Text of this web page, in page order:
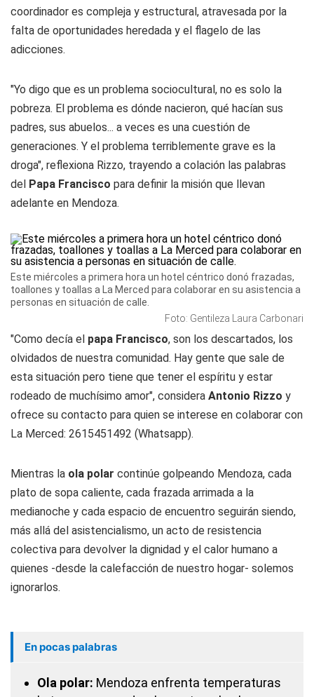
coordinador es compleja y estructural, atravesada por la
falta de oportunidades heredada y el flagelo de las
adicciones.
"Yo digo que es un problema sociocultural, no es solo la
pobreza. El problema es dónde nacieron, qué hacían sus
padres, sus abuelos... a veces es una cuestión de
generaciones. Y el problema terriblemente grave es la
droga", reflexiona Rizzo, trayendo a colación las palabras
del Papa Francisco para definir la misión que llevan
adelante en Mendoza.
Este miércoles a primera hora un hotel céntrico donó frazadas,
toallones y toallas a La Merced para colaborar en su asistencia a
personas en situación de calle.
Foto: Gentileza Laura Carbonari
"Como decía el papa Francisco, son los descartados, los
olvidados de nuestra comunidad. Hay gente que sale de
esta situación pero tiene que tener el espíritu y estar
rodeado de muchísimo amor", considera Antonio Rizzo y
ofrece su contacto para quien se interese en colaborar con
La Merced: 2615451492 (Whatsapp).
Mientras la ola polar continúe golpeando Mendoza, cada
plato de sopa caliente, cada frazada arrimada a la
medianoche y cada espacio de encuentro seguirán siendo,
más allá del asistencialismo, un acto de resistencia
colectiva para devolver la dignidad y el calor humano a
quienes -desde la calefacción de nuestro hogar- solemos
ignorarlos.
En pocas palabras
Ola polar: Mendoza enfrenta temperaturas